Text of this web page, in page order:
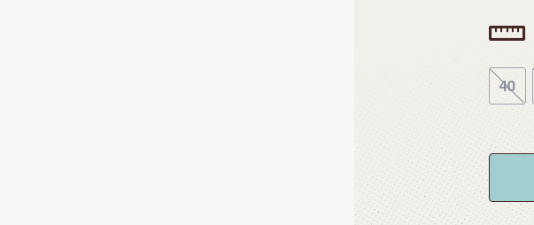
40